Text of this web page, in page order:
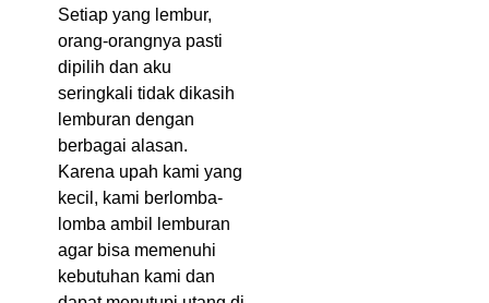
Setiap yang lembur,
orang-orangnya pasti
dipilih dan aku
seringkali tidak dikasih
lemburan dengan
berbagai alasan.
Karena upah kami yang
kecil, kami berlomba-
lomba ambil lemburan
agar bisa memenuhi
kebutuhan kami dan